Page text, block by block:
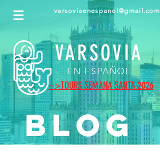
varsoviaenespanol@gmail.com
VARSOVIA
EN ESPAÑOL
-->TOURS SEMANA SANTA 2026
BLOG